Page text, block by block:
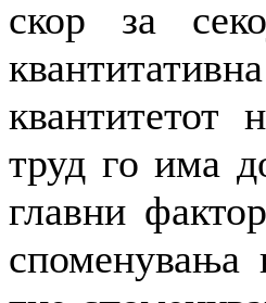
скор за
квантитетот
труд го има
главни
споменувања